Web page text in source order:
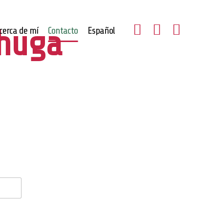
de mí Contacto Español